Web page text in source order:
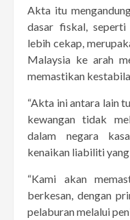
Akta itu
dasar fiskal,
lebih cekap,
Malaysia ke arah
memastikan
“Akta ini antara lain
kewangan tidak
dalam negara
kenaikan liabiliti
“Kami akan
berkesan, dengan
pelaburan melalui